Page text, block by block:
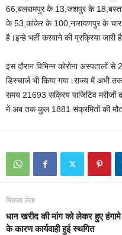
66,बलरामपुर के 13,जशपुर के
के 53,कांकेर के 100,नारायणपुर के
है।इन्हे भर्ती करवाने की प्रक्रिया जारी
इस दौरान विभिन्न कोरोना अस्पतालों
डिस्चार्ज भी किया गया।राज्य में
समय 21693 सक्रिय पाजिटिव मरीजों
में अब तक कुल 1881 संक्रमितों की
पिछला लेख
धान खरीद की मांग को लेकर हुए हंगामे
के कारण कार्यवाही हुई स्थगित